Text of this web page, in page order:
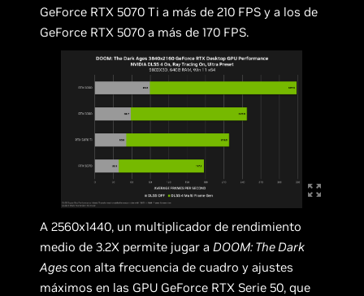
GeForce RTX 5070 Ti a más de 210 FPS y a los de
GeForce RTX 5070 a más de 170 FPS.
A 2560x1440, un multiplicador de rendimiento
medio de 3.2X permite jugar a DOOM: The Dark
Agescon alta frecuencia de cuadro y ajustes
máximos en las GPU GeForce RTX Serie 50, que